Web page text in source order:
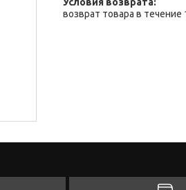
возврат товара в течение